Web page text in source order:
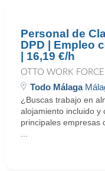
Personal de
DPD | Empleo
| 16,19 €/h
OTTO WORK FORCE
Todo Málaga
¿Buscas trabajo en
alojamiento incluido y
principales empresas